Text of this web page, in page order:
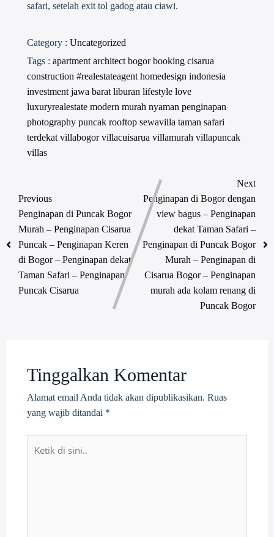
safari, setelah exit tol gadog atau ciawi.
Category : Uncategorized
Tags : apartment architect bogorbooking cisarua
construction #realestateagent homedesign indonesia
investment jawa barat liburan lifestyle love
luxuryrealestate modern murah nyaman penginapan
photography puncak rooftop sewavilla taman safari
terdekat villabogorvillacuisarua villamurah villapuncak
villas
Previous
Penginapan di Puncak Bogor
Murah – Penginapan Cisarua
Puncak – Penginapan Keren
di Bogor – Penginapan dekat
Taman Safari – Penginapan
Puncak Cisarua
Next
Penginapan di Bogor dengan
view bagus – Penginapan
dekat Taman Safari –
Penginapan di Puncak Bogor
Murah – Penginapan di
Cisarua Bogor – Penginapan
murah ada kolam renang di
Puncak Bogor
Tinggalkan Komentar
Alamat email Anda tidak akan dipublikasikan. Ruas
yang wajib ditandai *